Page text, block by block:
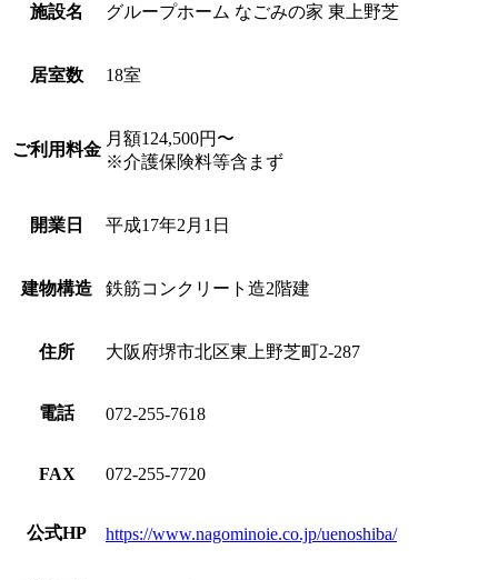
施設名 グループホーム なごみの家 東上野芝
居室数 18室
ご利用料金
月額124,500円〜
※介護保険料等含まず
開業日 平成17年2月1日
建物構造 鉄筋コンクリート造2階建
住所 大阪府堺市北区東上野芝町2-287
電話 072-255-7618
FAX 072-255-7720
公式HP https://www.nagominoie.co.jp/uenoshiba/